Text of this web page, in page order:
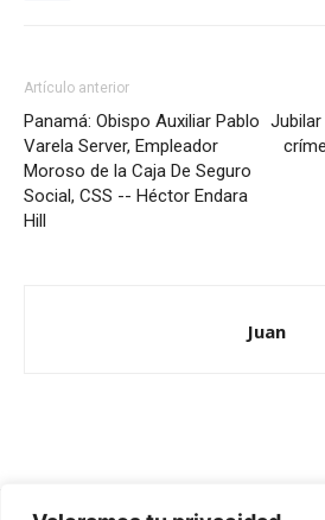
Artículo anterior
Panamá: Obispo Auxiliar Pablo
Varela Server, Empleador
Moroso de la Caja De Seguro
Social, CSS -- Héctor Endara
Hill
Juan